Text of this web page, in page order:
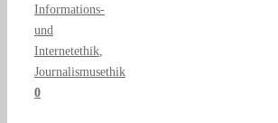
Informations-
und
Internetethik
Journalismusethik
0